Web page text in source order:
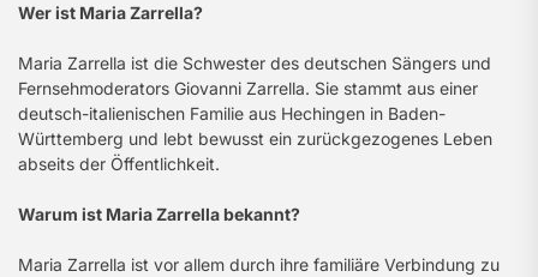
Wer ist Maria Zarrella?
Maria Zarrella ist die Schwester des deutschen Sängers und
Fernsehmoderators Giovanni Zarrella. Sie stammt aus einer
deutsch-italienischen Familie aus Hechingen in Baden-
Württemberg und lebt bewusst ein zurückgezogenes Leben
abseits der Öffentlichkeit.
Warum ist Maria Zarrella bekannt?
Maria Zarrella ist vor allem durch ihre familiäre Verbindung zu